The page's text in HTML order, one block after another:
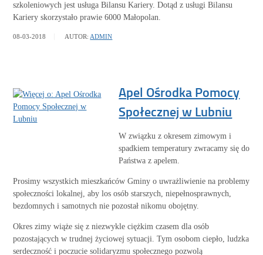
szkoleniowych jest usługa Bilansu Kariery. Dotąd z usługi Bilansu
Kariery skorzystało prawie 6000 Małopolan.
08-03-2018 AUTOR:ADMIN
Apel Ośrodka Pomocy
Społecznej w Lubniu
W związku z okresem zimowym i
spadkiem temperatury zwracamy się do
Państwa z apelem.
Prosimy wszystkich mieszkańców Gminy o uwrażliwienie na problemy
społeczności lokalnej, aby los osób starszych, niepełnosprawnych,
bezdomnych i samotnych nie pozostał nikomu obojętny.
Okres zimy wiąże się z niezwykle ciężkim czasem dla osób
pozostających w trudnej życiowej sytuacji. Tym osobom ciepło, ludzka
serdeczność i poczucie solidaryzmu społecznego pozwolą